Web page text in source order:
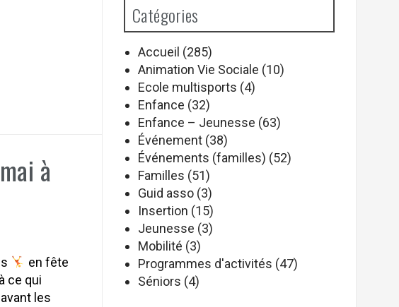
à
en fête
ce qui
les
Catégories
Accueil (285)
Animation Vie Sociale (10)
Ecole multisports (4)
Enfance (32)
Enfance – Jeunesse (63)
Événement(38)
Événements (familles) (52)
Familles (51)
Guid asso(3)
Insertion (15)
Jeunesse (3)
Mobilité (3)
Programmes d'activités (47)
Séniors (4)